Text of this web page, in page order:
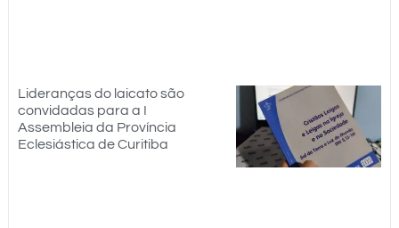
Lideranças do laicato são
convidadas para a I
Assembleia da Província
Eclesiástica de Curitiba